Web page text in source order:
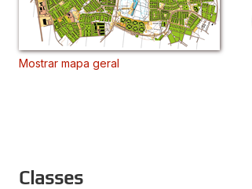
Mostrar mapa geral
Classes